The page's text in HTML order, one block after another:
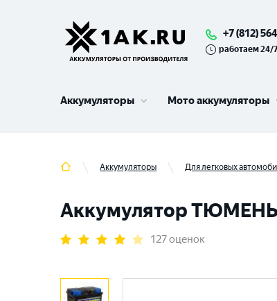
+7 (812)
работаем 24/
Аккумуляторы Мото аккумуляторы
Аккумуляторы Для легковых
Аккумулятор ТЮМЕНЬ
127 оценок